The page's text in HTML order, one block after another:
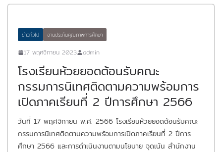
ข่าวทั่วไป งานประกันคุณภาพการศึกษา
17 พฤศจิกายน 2023 admin
โรงเรียนห้วยยอดต้อนรับคณะ
กรรมการนิเทศติดตามความพร้อมการ
เปิดภาคเรียนที่ 2 ปีการศึกษา 2566
วันที่ 17 พฤศจิกายน พ.ศ. 2566 โรงเรียนห้วยยอดต้อนรับคณะ
กรรมการนิเทศติดตามความพร้อมการเปิดภาคเรียนที่ 2 ปีการ
ศึกษา 2566 และการดำเนินงานตามนโยบาย จุดเน้น สำนักงาน